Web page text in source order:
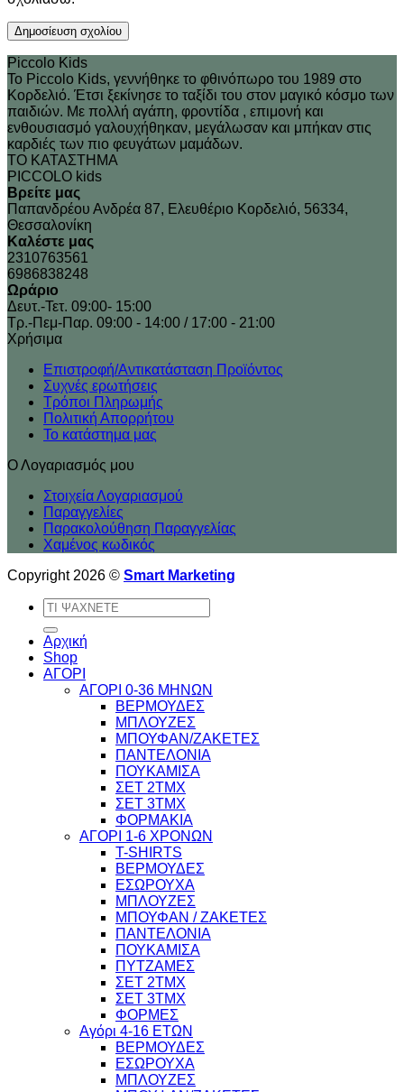
Piccolo Kids
Το Piccolo Kids, γεννήθηκε το φθινόπωρο του 1989 στo
Κορδελιό. Έτσι ξεκίνησε το ταξίδι του στον μαγικό κόσμο των
παιδιών. Με πολλή αγάπη, φροντίδα , επιμονή και
ενθουσιασμό γαλουχήθηκαν, μεγάλωσαν και μπήκαν στις
καρδιές των πιο φευγάτων μαμάδων.
ΤΟ ΚΑΤΑΣΤΗΜΑ
PICCOLO kids
Βρείτε μας
Παπανδρέου Ανδρέα 87, Ελευθέριο Κορδελιό, 56334,
Θεσσαλονίκη
Καλέστε μας
2310763561
6986838248
Ωράριο
Δευτ.-Τετ. 09:00- 15:00
Τρ.-Πεμ-Παρ. 09:00 - 14:00 / 17:00 - 21:00
Xρήσιμα
Επιστροφή/Αντικατάσταση Προϊόντος
Συχνές ερωτήσεις
Τρόποι Πληρωμής
Πολιτική Απορρήτου
Το κατάστημα μας
Ο Λογαριασμός μου
Στοιχεία Λογαριασμού
Παραγγελίες
Παρακολούθηση Παραγγελίας
Χαμένος κωδικός
Copyright 2026 © Smart Marketing
Αναζήτηση
για:
Αρχική
Shop
ΑΓΟΡΙ
ΑΓΟΡΙ 0-36 ΜΗΝΩΝ
ΒΕΡΜΟΥΔΕΣ
ΜΠΛΟΥΖΕΣ
ΜΠΟΥΦΑΝ/ΖΑΚΕΤΕΣ
ΠΑΝΤΕΛΟΝΙΑ
ΠΟΥΚΑΜΙΣΑ
ΣΕΤ 2ΤΜΧ
ΣΕΤ 3ΤΜΧ
ΦΟΡΜΑΚΙΑ
ΑΓΟΡΙ 1-6 ΧΡΟΝΩΝ
T-SHIRTS
ΒΕΡΜΟΥΔΕΣ
ΕΣΩΡΟΥΧΑ
ΜΠΛΟΥΖΕΣ
ΜΠΟΥΦΑΝ / ΖΑΚΕΤΕΣ
ΠΑΝΤΕΛΟΝΙΑ
ΠΟΥΚΑΜΙΣΑ
ΠΥΤΖΑΜΕΣ
ΣΕΤ 2ΤΜΧ
ΣΕΤ 3ΤΜΧ
ΦΟΡΜΕΣ
Αγόρι 4-16 ΕΤΩΝ
ΒΕΡΜΟΥΔΕΣ
ΕΣΩΡΟΥΧΑ
ΜΠΛΟΥΖΕΣ